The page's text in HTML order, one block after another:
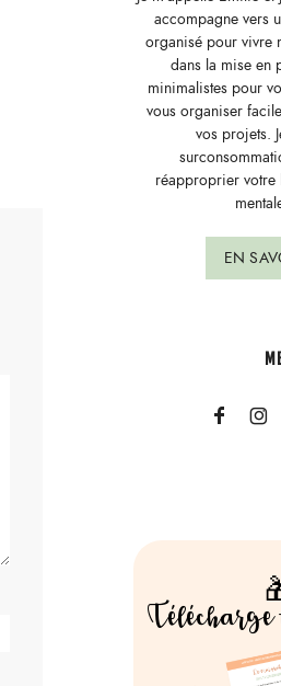
accompagne vers
organisé pour vivre
dans la mise en
minimalistes pour
vous organiser
vos projets.
réapproprier votre
EN